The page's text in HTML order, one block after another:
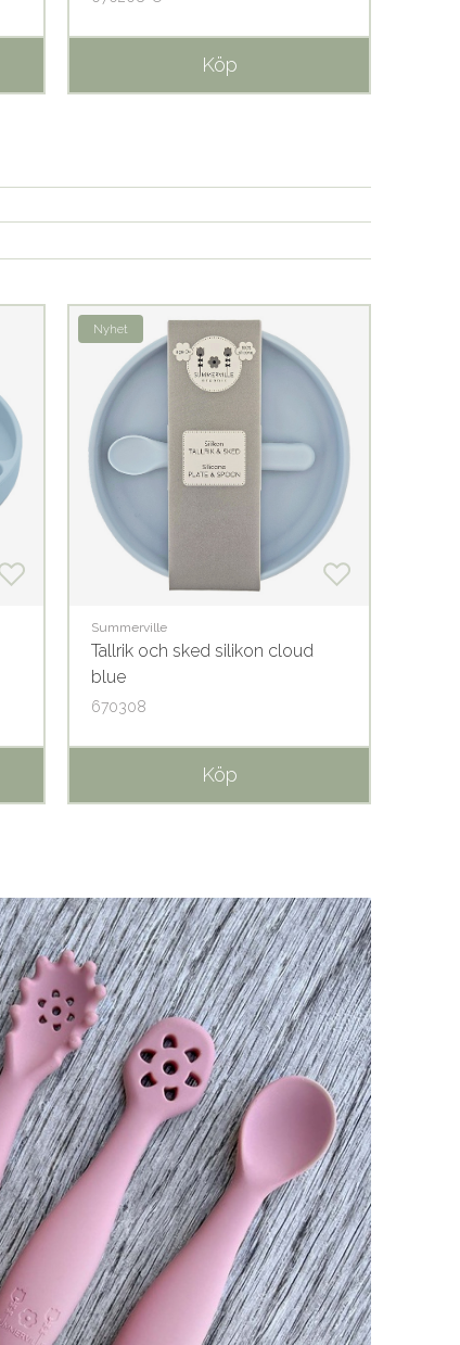
Köp
Nyhet
Summerville
Tallrik och sked silikon cloud
blue
670308
Köp